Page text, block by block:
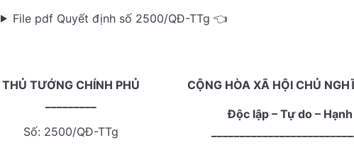
File pdf Quyết định số 2500/QĐ-TTg 👈
THỦ TƯỚNG CHÍNH PHỦ
Số: 2500/QĐ-TTg
CỘNG HÒA XÃ HỘI CHỦ
Độc lập – Tự do –